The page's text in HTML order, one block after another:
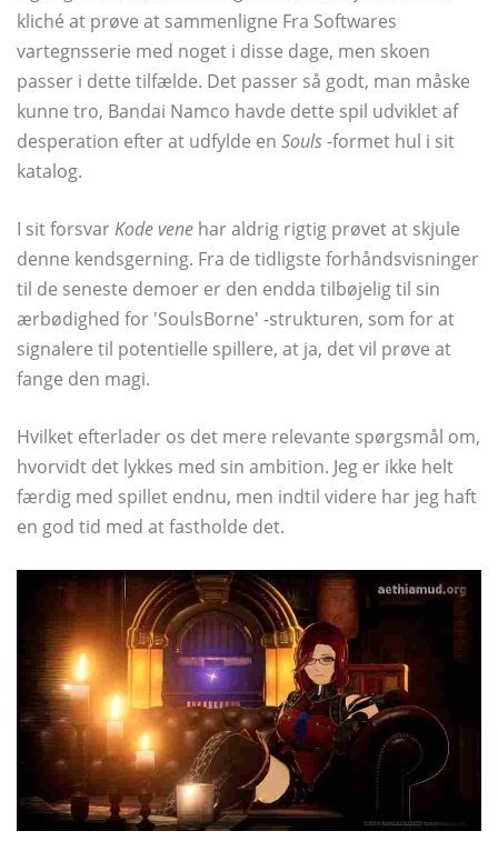
kliché at prøve at sammenligne Fra Softwares
vartegnsserie med noget i disse dage, men skoen
passer i dette tilfælde. Det passer så godt, man måske
kunne tro, Bandai Namco havde dette spil udviklet af
desperation efter at udfylde en Souls-formet hul i sit
katalog.
I sit forsvarKode vene har aldrig rigtig prøvet at skjule
denne kendsgerning. Fra de tidligste forhåndsvisninger
til de seneste demoer er den endda tilbøjelig til sin
ærbødighed for 'SoulsBorne' -strukturen, som for at
signalere til potentielle spillere, at ja, det vil prøve at
fange den magi.
Hvilket efterlader os det mere relevante spørgsmål om,
hvorvidt det lykkes med sin ambition. Jeg er ikke helt
færdig med spillet endnu, men indtil videre har jeg haft
en god tid med at fastholde det.